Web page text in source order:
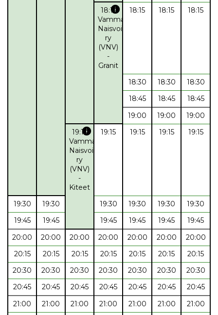
18:15info
Vammalan
Naisvoimistelijat
ry
(VNV)
-
Granit
18:15 18:15 18:15
18:30 18:30
18:30
18:45
18:45
18:45
19:00
19:00
19:00
19:15info
Vammalan
Naisvoimistelijat
ry
(VNV)
-
Kiteet
19:15 19:15 19:15 19:15
19:30 19:30 19:30 19:30 19:30
19:30
19:45
19:45 19:45 19:45 19:45
19:45
20:00
20:00 20:00 20:00 20:00 20:00
20:00
20:15
20:15 20:15 20:15 20:15 20:15
20:15
20:30
20:30 20:30 20:30 20:30 20:30
20:30
20:45
20:45 20:45 20:45 20:45 20:45
20:45
21:00
21:00 21:00 21:00 21:00 21:00
21:00